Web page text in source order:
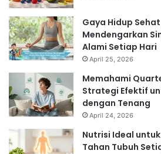
Gaya Hidup
Mendengarkan
Alami Setiap Hari
April 25, 2026
Memahami
Strategi Efektif
dengan Tenang
April 24, 2026
Nutrisi Ideal
Tahan Tubuh